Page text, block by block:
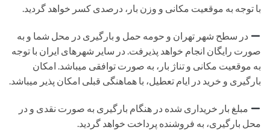
با توجه به موقعیت مکانی و وزن بار، درصدی کسر خواهد گردید.
در سطح شهر تهران و حومه حمل و بارگیری در محل شما و به
صورت رایگان انجام خواهد پذیرفت. در سایر شهرهای ایران با توجه
به موقعیت مکانی و تناژ بار، به صورت توافقی میباشد. امکان
بارگیری و خرید در ایام تعطیل، با هماهنگی قبلی امکان پذیر میباشد.
مبلغ بار خریداری شده در هنگام بارگیری به صورت نقدی و در
محل بارگیری، به فروشنده پرداخت خواهد گردید.